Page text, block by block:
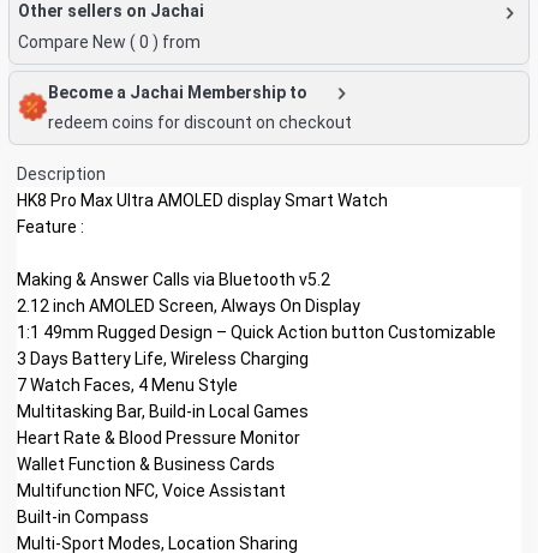
Other sellers on Jachai
Compare New ( 0 ) from
Become a Jachai Membership to
redeem coins for discount on checkout
Description
HK8 Pro Max Ultra AMOLED display Smart Watch
Feature :
Making & Answer Calls via Bluetooth v5.2
2.12 inch AMOLED Screen, Always On Display
1:1 49mm Rugged Design – Quick Action button Customizable
3 Days Battery Life, Wireless Charging
7 Watch Faces, 4 Menu Style
Multitasking Bar, Build-in Local Games
Heart Rate & Blood Pressure Monitor
Wallet Function & Business Cards
Multifunction NFC, Voice Assistant
Built-in Compass
Multi-Sport Modes, Location Sharing